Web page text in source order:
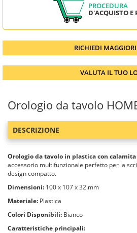
PROCEDURA
D'ACQUISTO E
RICHIEDI
VALUTA IL TUO
Orologio da tavolo
DESCRIZIONE
Orologio da tavolo in plastica con
accessorio multifunzionale perfetto per la
design compatto.
Dimensioni: 100 x 107 x 32 mm
Materiale: Plastica
Colori Disponibili: Bianco
Caratteristiche principali: